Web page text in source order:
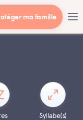
ma famille
Syllabe(s)